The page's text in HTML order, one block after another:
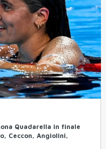
Quadarella in finale
Ceccon, Angiolini,